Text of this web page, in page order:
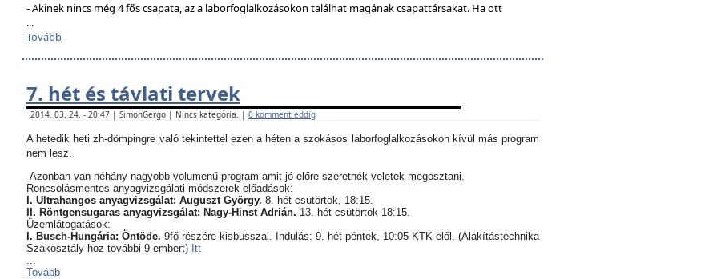
- Akinek nincs még 4 fős csapata, az a laborfoglalkozásokon találhat magának csapattársakat. Ha ott
...
Tovább
7. hét és távlati tervek
2014. 03. 24. - 20:47 | SimonGergo | Nincs kategória. | 0 komment eddig
A hetedik heti zh-dömpingre való tekintettel ezen a héten a szokásos laborfoglalkozásokon kívül más program
nem lesz.
Azonban van néhány nagyobb volumenű program amit jó előre szeretnék veletek megosztani.
Roncsolásmentes anyagvizsgálati módszerek előadások:
I. Ultrahangos anyagvizsgálat: Auguszt György. 8. hét csütörtök, 18:15.
II. Röntgensugaras anyagvizsgálat: Nagy-Hinst Adrián. 13. hét csütörtök 18:15.
Üzemlátogatások:
I. Busch-Hungária: Öntöde. 9fő részére kisbusszal. Indulás: 9. hét péntek, 10:05 KTK elől. (Alakítástechnika
Szakosztály hoz további 9 embert) Itt
...
Tovább